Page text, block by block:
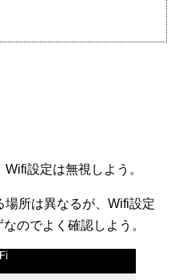
設定は無視しよう。
所は異なるが、Wifi設定
のでよく確認しよう。